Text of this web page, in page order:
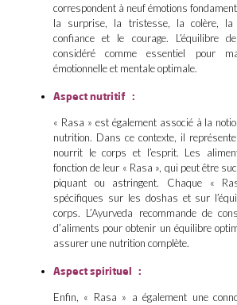
correspondent à neuf émotions
la surprise, la tristesse, la colère, la
confiance et le courage. L’équilibre
considéré comme essentiel pour
émotionnelle et mentale optimale.
Aspect nutritif :
« Rasa » est également associé à la
nutrition. Dans ce contexte, il
nourrit le corps et l’esprit. Les
fonction de leur « Rasa », qui peut être
piquant ou astringent. Chaque «
spécifiques sur les doshas et sur
corps. L’Ayurveda recommande de
d’aliments pour obtenir un équilibre
assurer une nutrition complète.
Aspect spirituel :
Enfin, « Rasa » a également une